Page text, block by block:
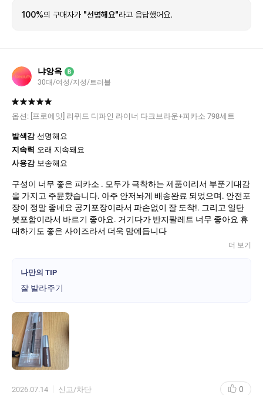
100%의 구매자가 "선명해요"라고 응답했어요.
냐앙옥 B
30대/여성/지성/트러블
옵션: [프로에잇] 리퀴드 디파인 라이너 다크브라운+피카소 798세트
발색감 선명해요
지속력 오래 지속돼요
사용감 보송해요
구성이 너무 좋은 피카소 . 모두가 극착하는 제품이리서 부푼기대감
을 가지고 주뮨햤습니다. 아주 안저놔게 배송완료 되었으며. 안전포
장이 정말 좋네요 공기포장이라서 파손없이 잘 도착!. 그리고 일단
붓포함이라서 바르기 좋아요. 거기다가 반지팔레트 너무 좋아요 휴
대하기도 좋은 사이즈라서 더욱 맘에듭니다
더 보기
나만의 TIP
잘 발라주기
2026.07.14 신고/차단 0